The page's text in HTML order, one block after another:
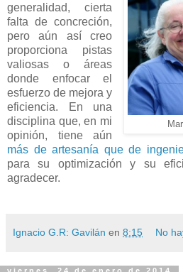
generalidad, cierta
falta de concreción,
pero aún así creo
proporciona pistas
valiosas o áreas
donde enfocar el
esfuerzo de mejora y
eficiencia. En una
disciplina que, en mi
opinión, tiene aún
más de artesanía que de
para su optimización y su
agradecer.
Ignacio G.R: Gavilán en 8:15 No